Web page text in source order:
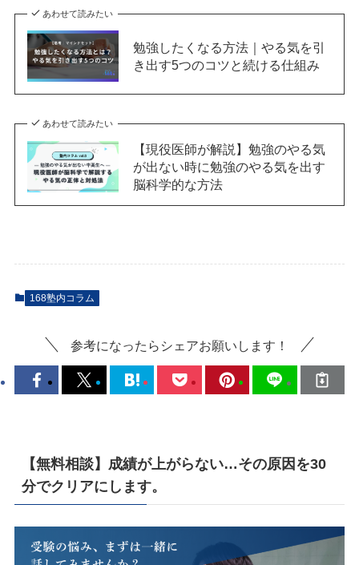
あわせて読みたい
勉強したくなる方法｜やる気を引
き出す5つのコツと続ける仕組み
あわせて読みたい
【現役医師が解説】勉強のやる気
が出ない時に勉強のやる気を出す
脳科学的な方法
168塾内コラム
参考になったらシェアお願いします！
【無料相談】成績が上がらない…その原因を30
分でクリアにします。